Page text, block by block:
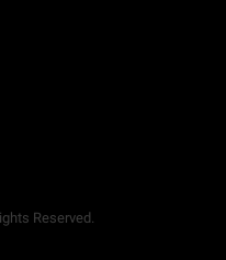
Reserved.